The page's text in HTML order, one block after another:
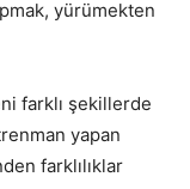
yürümekten
farklı şekillerde
yapan
farklılıklar